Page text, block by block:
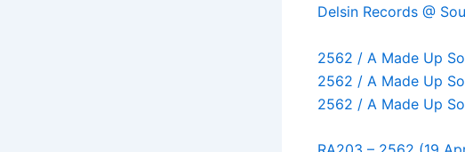
Delsin Records @
2562 / A Made Up
2562 / A Made Up
2562 / A Made Up